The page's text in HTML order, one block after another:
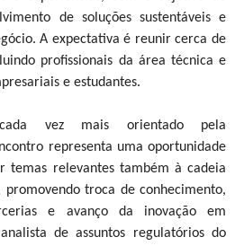
de soluções sustentáveis e
A expectativa é reunir cerca de
profissionais da área técnica e
e estudantes.
vez mais orientado pela
representa uma oportunidade
temas relevantes também à cadeia
promovendo troca de conhecimento,
e avanço da inovação em
de assuntos regulatórios do